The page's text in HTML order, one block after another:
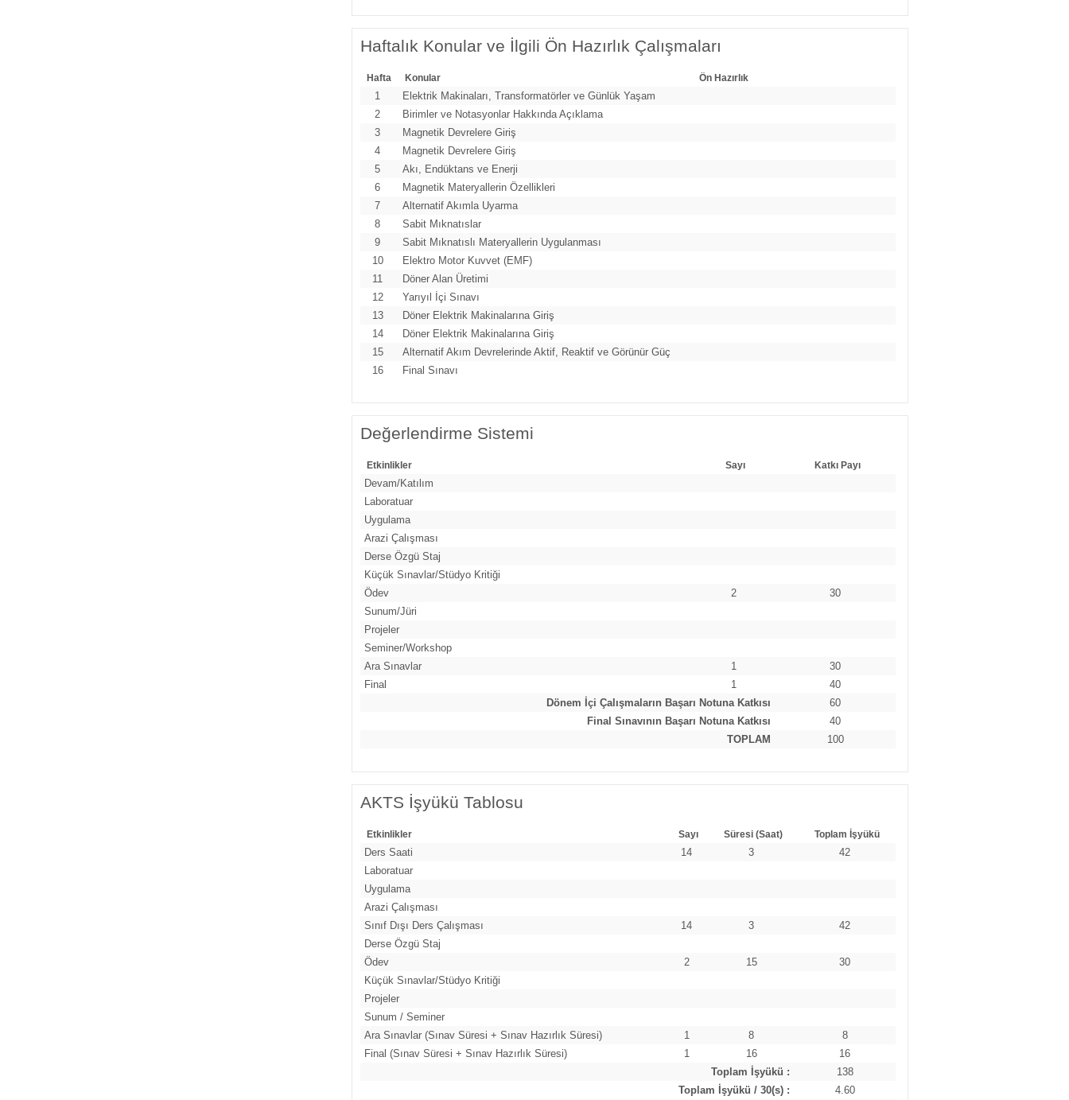
Haftalık Konular ve İlgili Ön Hazırlık Çalışmaları
Hafta Konular Ön Hazırlık
1
Elektrik Makinaları, Transformatörler ve Günlük Yaşam
2
Birimler ve Notasyonlar Hakkında Açıklama
3
Magnetik Devrelere Giriş
4
Magnetik Devrelere Giriş
5
Akı, Endüktans ve Enerji
6
Magnetik Materyallerin Özellikleri
7
Alternatif Akımla Uyarma
8
Sabit Mıknatıslar
9
Sabit Mıknatıslı Materyallerin Uygulanması
10
Elektro Motor Kuvvet (EMF)
11
Döner Alan Üretimi
12
Yarıyıl İçi Sınavı
13
Döner Elektrik Makinalarına Giriş
14
Döner Elektrik Makinalarına Giriş
15
Alternatif Akım Devrelerinde Aktif, Reaktif ve Görünür Güç
16
Final Sınavı
Değerlendirme Sistemi
Etkinlikler Sayı Katkı Payı
Devam/Katılım
Laboratuar
Uygulama
Arazi Çalışması
Derse Özgü Staj
Küçük Sınavlar/Stüdyo Kritiği
Ödev
2
30
Sunum/Jüri
Projeler
Seminer/Workshop
Ara Sınavlar
1
30
Final
1
40
Dönem İçi Çalışmaların Başarı Notuna Katkısı
60
Final Sınavının Başarı Notuna Katkısı
40
TOPLAM
100
AKTS İşyükü Tablosu
Etkinlikler Sayı Süresi (Saat) Toplam İşyükü
Ders Saati 14 3
42
Laboratuar
Uygulama
Arazi Çalışması
Sınıf Dışı Ders Çalışması
14 3
42
Derse Özgü Staj
Ödev
2 15
30
Küçük Sınavlar/Stüdyo Kritiği
Projeler
Sunum / Seminer
Ara Sınavlar (Sınav Süresi + Sınav Hazırlık Süresi)
1 8
8
Final (Sınav Süresi + Sınav Hazırlık Süresi)
1 16
16
Toplam İşyükü :
138
Toplam İşyükü / 30(s) :
4.60